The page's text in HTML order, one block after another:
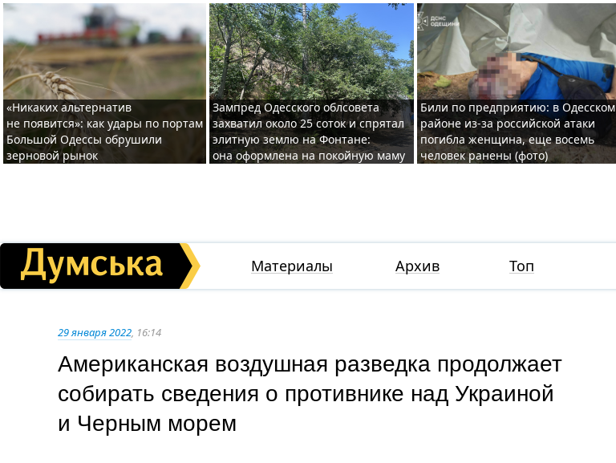
«Никаких альтернатив
не появится»: как удары по портам
Большой Одессы обрушили
зерновой рынок
Зампред Одесского облсовета
захватил около 25 соток и спрятал
элитную землю на Фонтане:
она оформлена на покойную маму
Били по предприятию: в Одесском
районе из-за российской атаки
погибла женщина, еще восемь
человек ранены (фото)
Материалы Архив Топ
29 января 2022, 16:14
Американская воздушная разведка продолжает
собирать сведения о противнике над Украиной
и Черным морем